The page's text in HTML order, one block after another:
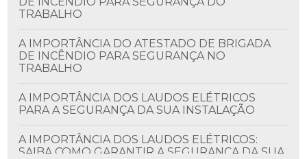
TRABALHO
A IMPORTÂNCIA DO ATESTADO DE BRIGADA
DE INCÊNDIO PARA SEGURANÇA NO
TRABALHO
A IMPORTÂNCIA DOS LAUDOS ELÉTRICOS
PARA A SEGURANÇA DA SUA INSTALAÇÃO
A IMPORTÂNCIA DOS LAUDOS ELÉTRICOS:
SAIBA COMO GARANTIR A SEGURANÇA DA SUA